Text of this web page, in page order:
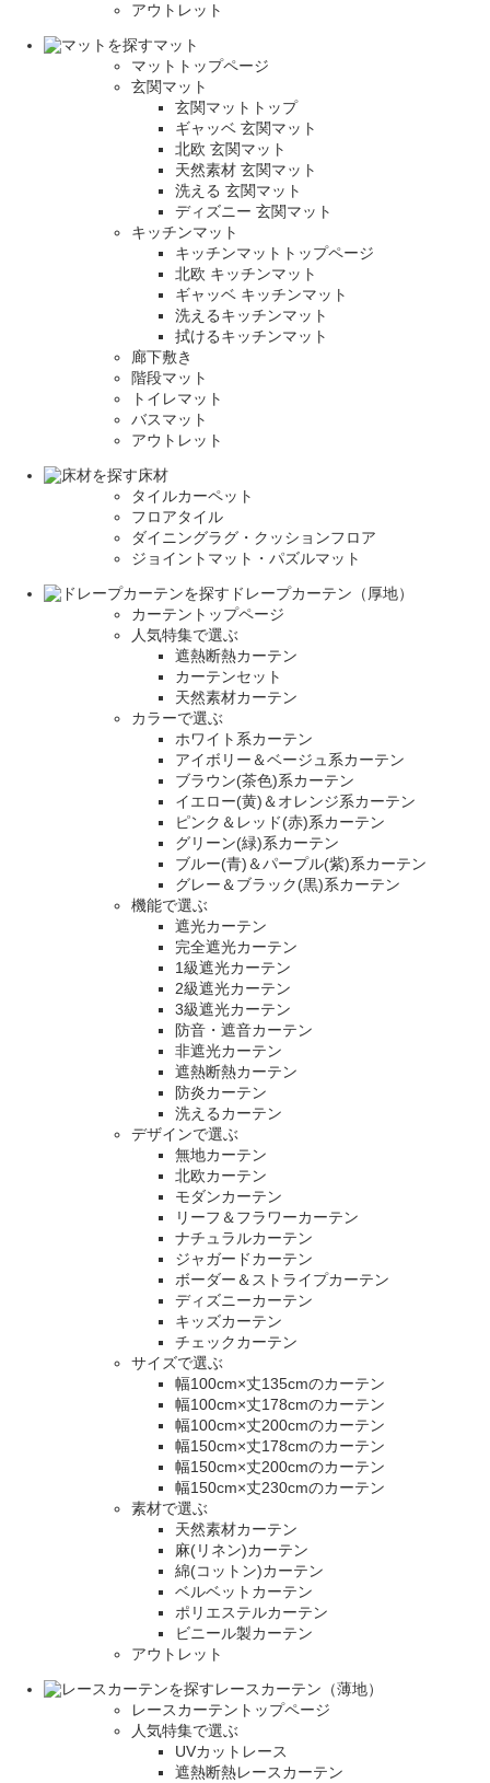
アウトレット
マット
マットトップページ
玄関マット
玄関マットトップ
ギャッベ 玄関マット
北欧 玄関マット
天然素材 玄関マット
洗える 玄関マット
ディズニー 玄関マット
キッチンマット
キッチンマットトップページ
北欧 キッチンマット
ギャッベ キッチンマット
洗えるキッチンマット
拭けるキッチンマット
廊下敷き
階段マット
トイレマット
バスマット
アウトレット
床材
タイルカーペット
フロアタイル
ダイニングラグ・クッションフロア
ジョイントマット・パズルマット
ドレープカーテン（厚地）
カーテントップページ
人気特集で選ぶ
遮熱断熱カーテン
カーテンセット
天然素材カーテン
カラーで選ぶ
ホワイト系カーテン
アイボリー＆ベージュ系カーテン
ブラウン(茶色)系カーテン
イエロー(黄)＆オレンジ系カーテン
ピンク＆レッド(赤)系カーテン
グリーン(緑)系カーテン
ブルー(青)＆パープル(紫)系カーテン
グレー＆ブラック(黒)系カーテン
機能で選ぶ
遮光カーテン
完全遮光カーテン
1級遮光カーテン
2級遮光カーテン
3級遮光カーテン
防音・遮音カーテン
非遮光カーテン
遮熱断熱カーテン
防炎カーテン
洗えるカーテン
デザインで選ぶ
無地カーテン
北欧カーテン
モダンカーテン
リーフ＆フラワーカーテン
ナチュラルカーテン
ジャガードカーテン
ボーダー＆ストライプカーテン
ディズニーカーテン
キッズカーテン
チェックカーテン
サイズで選ぶ
幅100cm×丈135cmのカーテン
幅100cm×丈178cmのカーテン
幅100cm×丈200cmのカーテン
幅150cm×丈178cmのカーテン
幅150cm×丈200cmのカーテン
幅150cm×丈230cmのカーテン
素材で選ぶ
天然素材カーテン
麻(リネン)カーテン
綿(コットン)カーテン
ベルベットカーテン
ポリエステルカーテン
ビニール製カーテン
アウトレット
レースカーテン（薄地）
レースカーテントップページ
人気特集で選ぶ
UVカットレース
遮熱断熱レースカーテン